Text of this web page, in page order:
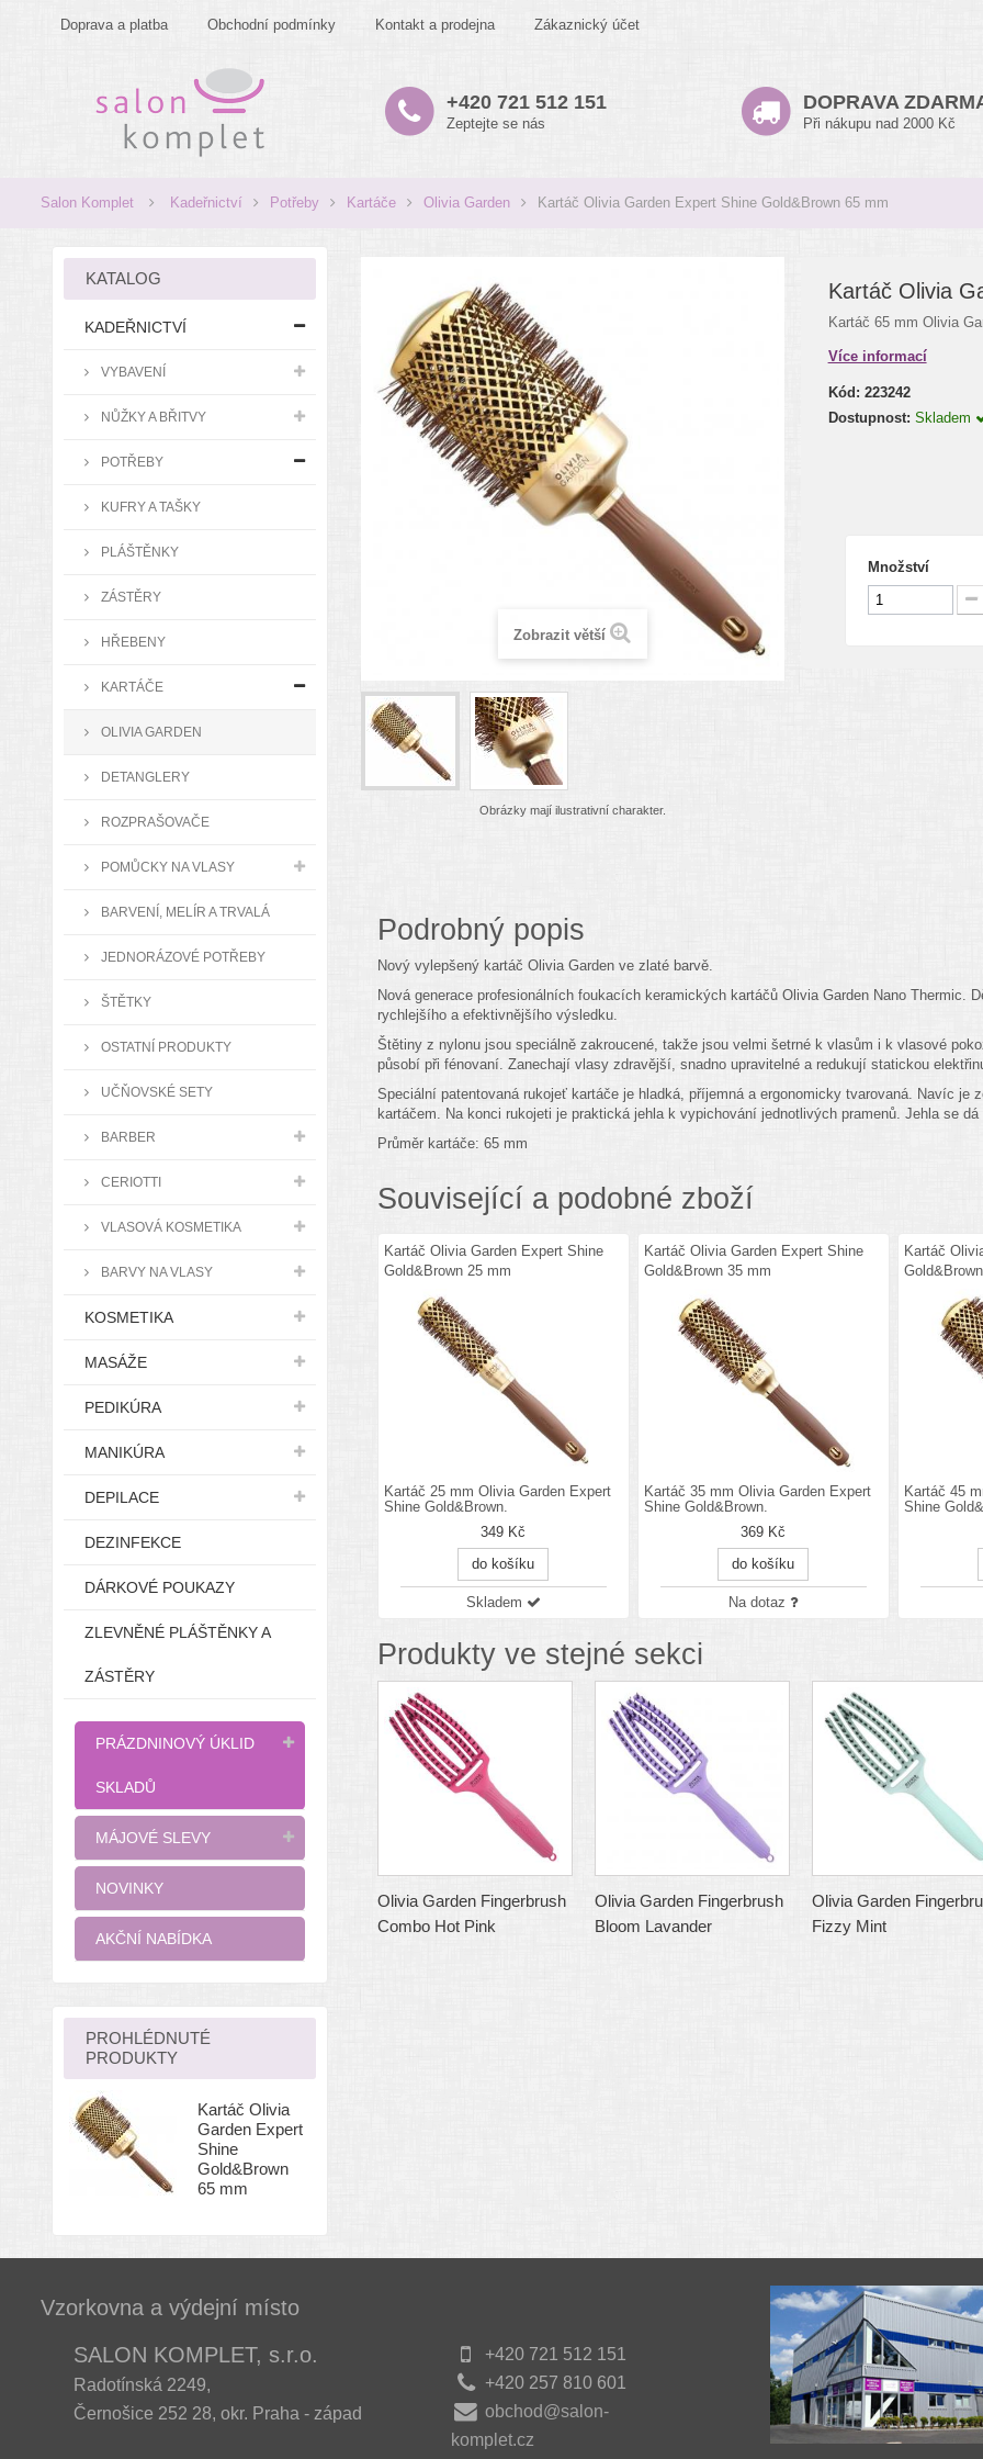
Doprava a platba Obchodní podmínky Kontakt a prodejna Zákaznický účet
+420 721 512 151
Zeptejte se nás
DOPRAVA
Při nákupu nad 2000 Kč
Salon Komplet Kadeřnictví Potřeby Kartáče Olivia Garden Kartáč Olivia Garden Expert Shine Gold&Brown 65 mm
KATALOG
KADEŘNICTVÍ
VYBAVENÍ
NŮŽKY A BŘITVY
POTŘEBY
KUFRY A TAŠKY
PLÁŠTĚNKY
ZÁSTĚRY
HŘEBENY
KARTÁČE
OLIVIA GARDEN
DETANGLERY
ROZPRAŠOVAČE
POMŮCKY NA VLASY
BARVENÍ, MELÍR A TRVALÁ
JEDNORÁZOVÉ POTŘEBY
ŠTĚTKY
OSTATNÍ PRODUKTY
UČŇOVSKÉ SETY
BARBER
CERIOTTI
VLASOVÁ KOSMETIKA
BARVY NA VLASY
KOSMETIKA
MASÁŽE
PEDIKÚRA
MANIKÚRA
DEPILACE
DEZINFEKCE
DÁRKOVÉ POUKAZY
ZLEVNĚNÉ PLÁŠTĚNKY A
ZÁSTĚRY
PRÁZDNINOVÝ ÚKLID
SKLADŮ
MÁJOVÉ SLEVY
NOVINKY
AKČNÍ NABÍDKA
PROHLÉDNUTÉ
PRODUKTY
Kartáč Olivia
Garden Expert
Shine
Gold&Brown
65 mm
Zobrazit větší
Obrázky mají ilustrativní charakter.
Kartáč Olivia
Kartáč 65 mm Olivia
Více informací
Kód: 223242
Dostupnost: Skladem
Množství
Podrobný popis
Nový vylepšený kartáč Olivia Garden ve zlaté barvě.
Nová generace profesionálních foukacích keramických kartáčů Olivia Garden Nano Thermic.
rychlejšího a efektivnějšího výsledku.
Štětiny z nylonu jsou speciálně zakroucené, takže jsou velmi šetrné k vlasům i k vlasové
působí při fénovaní. Zanechají vlasy zdravější, snadno upravitelné a redukují statickou
Speciální patentovaná rukojeť kartáče je hladká, příjemná a ergonomicky tvarovaná. Navíc je
kartáčem. Na konci rukojeti je praktická jehla k vypichování jednotlivých pramenů. Jehla se
Průměr kartáče: 65 mm
Související a podobné zboží
Kartáč Olivia Garden Expert Shine
Gold&Brown 25 mm
Kartáč 25 mm Olivia Garden Expert
Shine Gold&Brown.
349 Kč
do košíku
Skladem
Kartáč Olivia Garden Expert Shine
Gold&Brown 35 mm
Kartáč 35 mm Olivia Garden Expert
Shine Gold&Brown.
369 Kč
do košíku
Na dotaz
Kartáč
Kartáč 45
Shine
Produkty ve stejné sekci
Olivia Garden Fingerbrush
Combo Hot Pink
Olivia Garden Fingerbrush
Bloom Lavander
Olivia Garden
Fizzy Mint
Vzorkovna a výdejní místo
SALON KOMPLET, s.r.o.
Radotínská 2249,
Černošice 252 28, okr. Praha - západ
+420 721 512 151
+420 257 810 601
obchod@salon-
komplet.cz